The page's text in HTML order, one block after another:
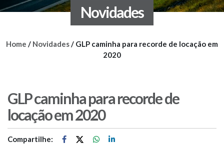
Novidades
Home / Novidades/ GLP caminha para recorde de locação em
2020
GLP caminha para recorde de
locação em 2020
Compartilhe: